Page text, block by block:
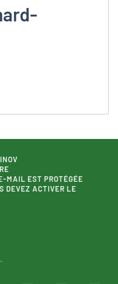
MAIL EST PROTÉGÉE
DEVEZ ACTIVER LE